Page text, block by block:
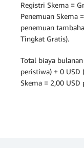
Registri Skema =
Penemuan Skema
penemuan
Tingkat Gratis).
Total biaya
peristiwa) + 0 USD
Skema = 2,00 USD